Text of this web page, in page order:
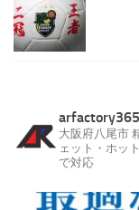
arfactory365
大阪府八尾市
ェット・ホッ
で対応